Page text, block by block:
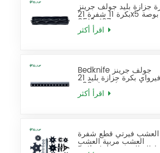
جزازة بليد جولف جرينز
بكرة 11 شفرة 21x5 بوصة
137-8512
Bedknife جولف جرينز
فيرواي بكرة جزازة بليد 21
4262
العشب فيرتي قطع شفرة
العشب مربية العشب
Dethatcher إزالة القش